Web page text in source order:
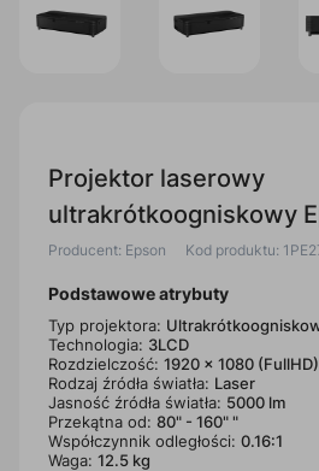
Projektor laserowy
ultrakrótkoogniskowy
Producent: Epson Kod produktu:
Podstawowe atrybuty
Typ projektora:
Technologia: 3LCD
Rozdzielczość: 1920 x 1080 (FullHD)
Rodzaj źródła światła: Laser
Jasność źródła światła: 5000 lm
Przekątna od: 80" - 160" "
Współczynnik odległości: 0.16:1
Waga: 12.5 kg